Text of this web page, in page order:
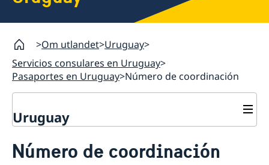
Om utlandet Uruguay
Servicios consulares en Uruguay
Pasaportes en Uruguay Número de coordinación
Uruguay
Pasaportes en Uruguay
Número de coordinación